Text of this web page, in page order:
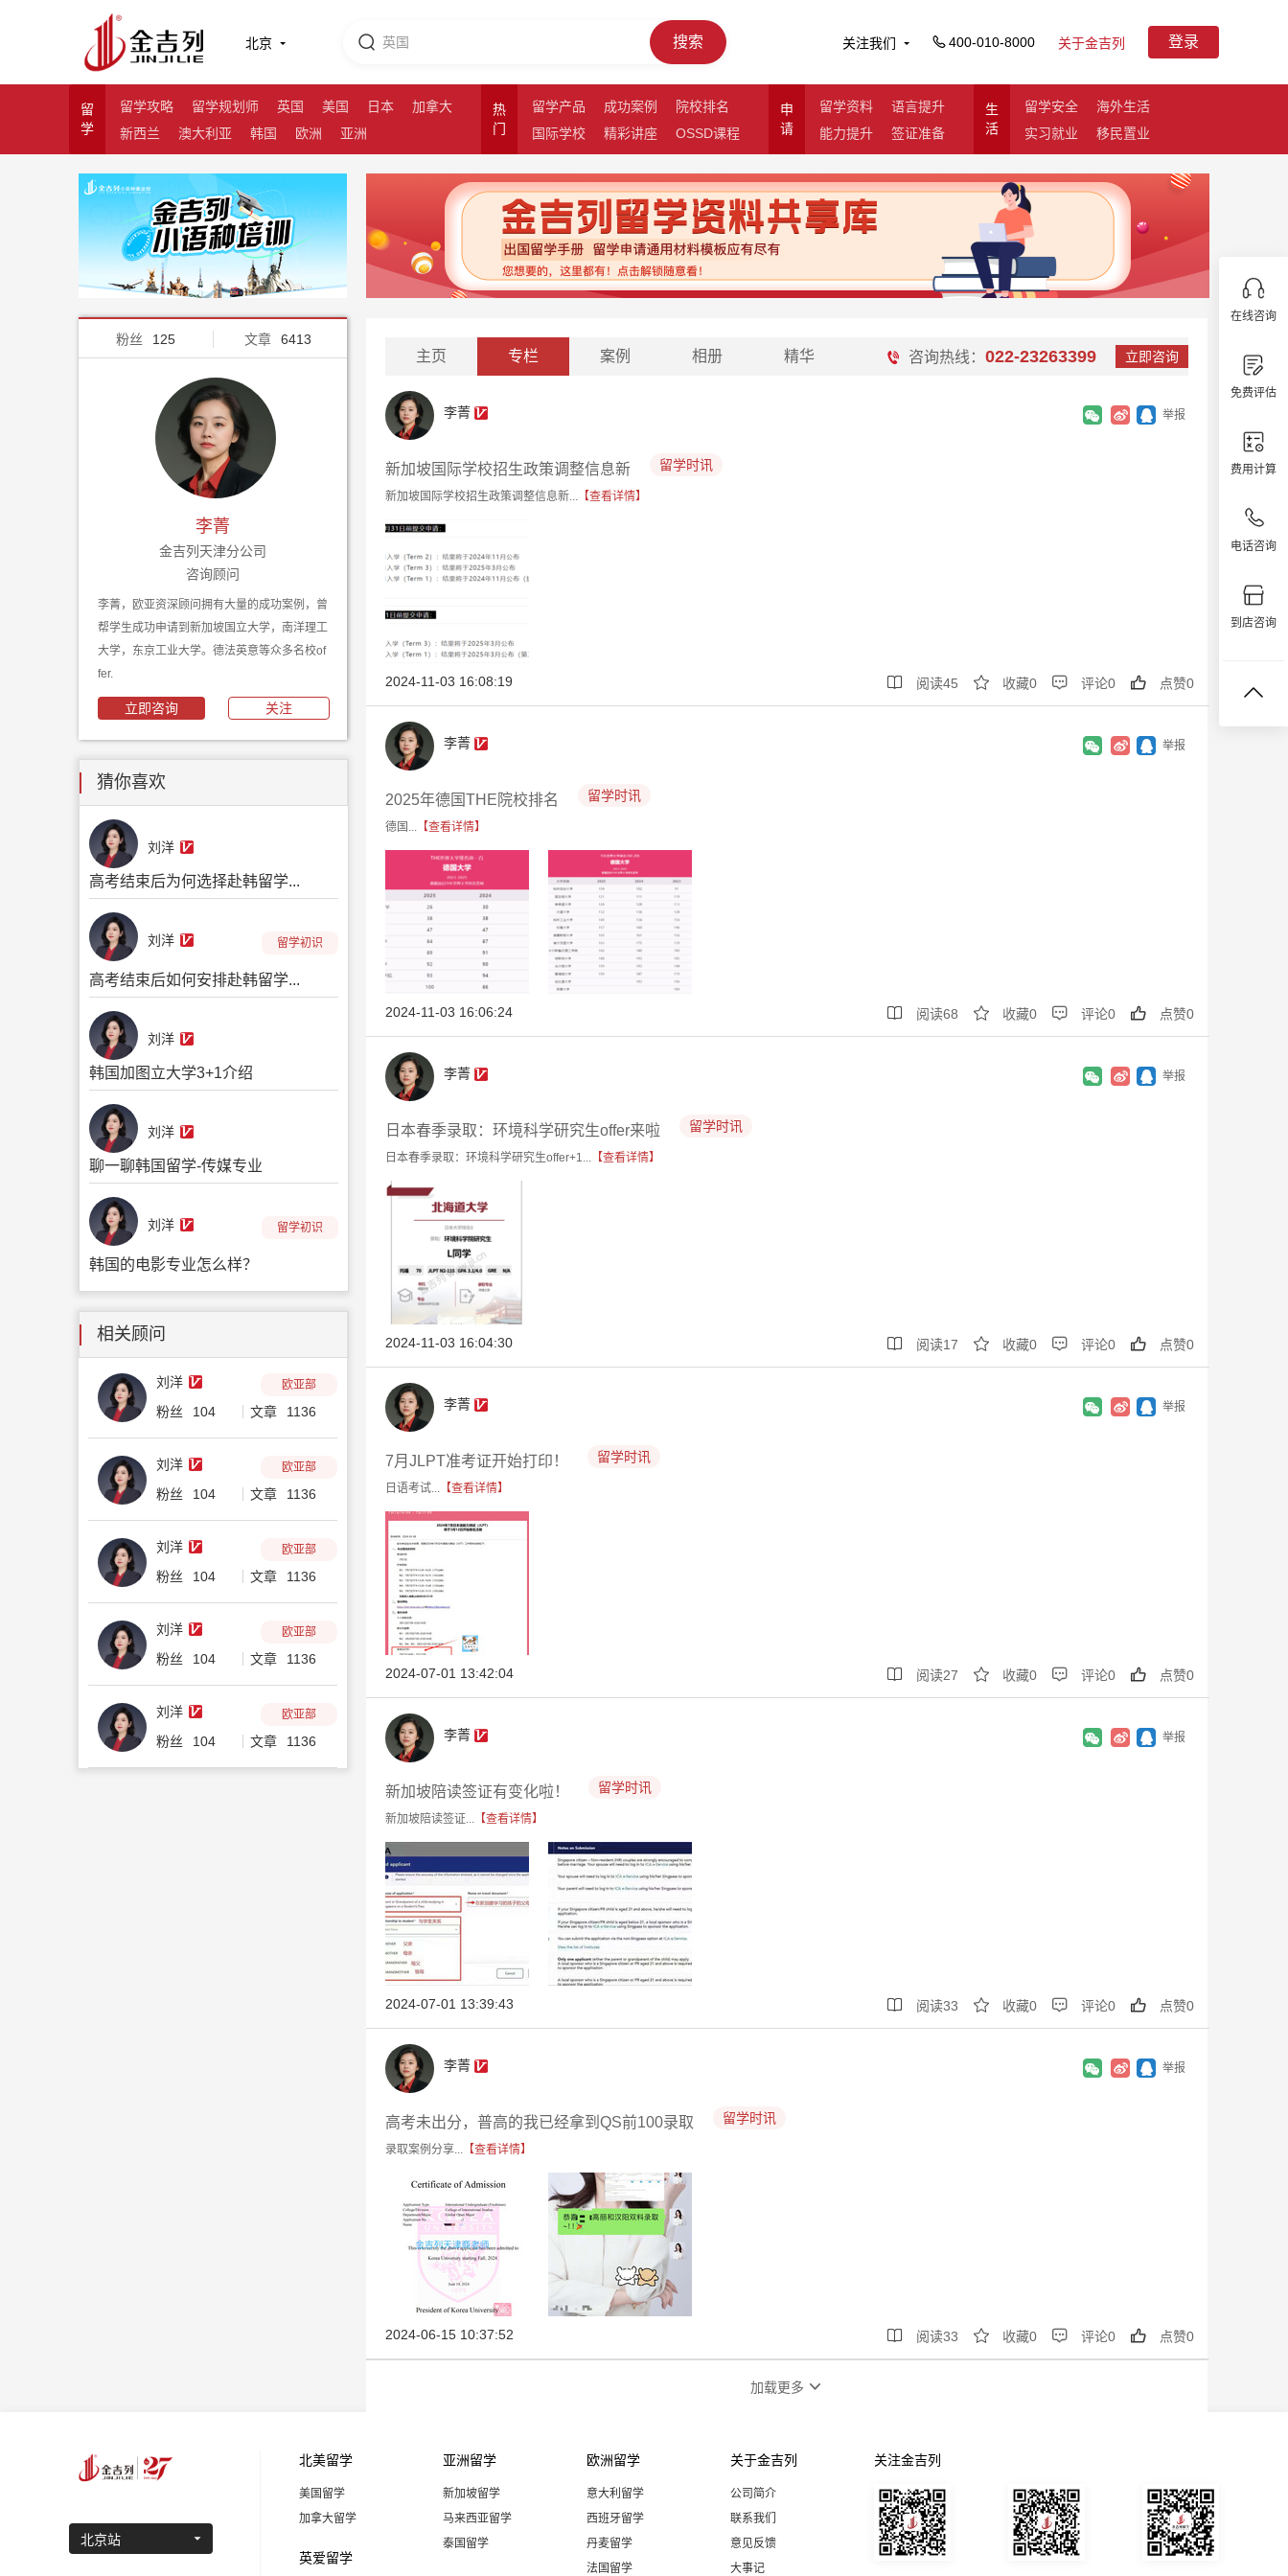
北京 搜索 关注我们 400-010-8000 关于金吉列 登录
留
学
留学攻略 留学规划师 英国 美国 日本
加拿大
新西兰
澳大利亚 韩国 欧洲 亚洲
热
门
留学产品 成功案例
院校排名
国际学校
精彩讲座 OSSD课程
申
请
留学资料
语言提升
能力提升
签证准备
生
活
留学安全
海外生活
实习就业
移民置业
粉丝 125 文章 6413
李菁
金吉列天津分公司
咨询顾问
李菁，欧亚资深顾问拥有大量的成功案例，曾
帮学生成功申请到新加坡国立大学，南洋理工
大学，东京工业大学。德法英意等众多名校of
fer.
立即咨询 关注
猜你喜欢
刘洋
高考结束后为何选择赴韩留学...
刘洋 留学初识
高考结束后如何安排赴韩留学...
刘洋
韩国加图立大学3+1介绍
刘洋
聊一聊韩国留学-传媒专业
刘洋 留学初识
韩国的电影专业怎么样？
相关顾问
刘洋 欧亚部
粉丝 104 文章 1136
刘洋 欧亚部
粉丝 104 文章 1136
刘洋 欧亚部
粉丝 104 文章 1136
刘洋 欧亚部
粉丝 104 文章 1136
刘洋 欧亚部
粉丝 104 文章 1136
主页 专栏 案例 相册 精华 咨询热线： 022-23263399 立即咨询
李菁 举报
新加坡国际学校招生政策调整信息新 留学时讯
新加坡国际学校招生政策调整信息新... 【查看详情】
2024-11-03 16:08:19  阅读45  收藏0  评论0  点赞0
李菁 举报
2025年德国THE院校排名 留学时讯
德国... 【查看详情】
2024-11-03 16:06:24  阅读68  收藏0  评论0  点赞0
李菁 举报
日本春季录取：环境科学研究生offer来啦 留学时讯
日本春季录取：环境科学研究生offer+1... 【查看详情】
2024-11-03 16:04:30  阅读17  收藏0  评论0  点赞0
李菁 举报
7月JLPT准考证开始打印！ 留学时讯
日语考试... 【查看详情】
2024-07-01 13:42:04  阅读27  收藏0  评论0  点赞0
李菁 举报
新加坡陪读签证有变化啦！ 留学时讯
新加坡陪读签证... 【查看详情】
2024-07-01 13:39:43  阅读33  收藏0  评论0  点赞0
李菁 举报
高考未出分，普高的我已经拿到QS前100录取 留学时讯
录取案例分享... 【查看详情】
2024-06-15 10:37:52  阅读33  收藏0  评论0  点赞0
加载更多 
在线咨询
免费评估
费用计算
电话咨询
到店咨询
北京站
北美留学
美国留学
加拿大留学
英爱留学
亚洲留学
新加坡留学
马来西亚留学
泰国留学
欧洲留学
意大利留学
西班牙留学
丹麦留学
法国留学
关于金吉列
公司简介
联系我们
意见反馈
大事记
关注金吉列